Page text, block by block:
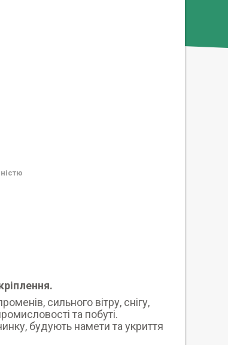
сильного вітру, снігу,
та побуті.
будують намети та укриття